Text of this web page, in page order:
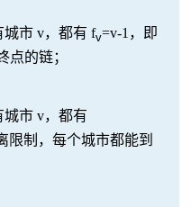
城市 v，都有 fv=v-1，即
点的链；
城市 v，都有
限制，每个城市都能到